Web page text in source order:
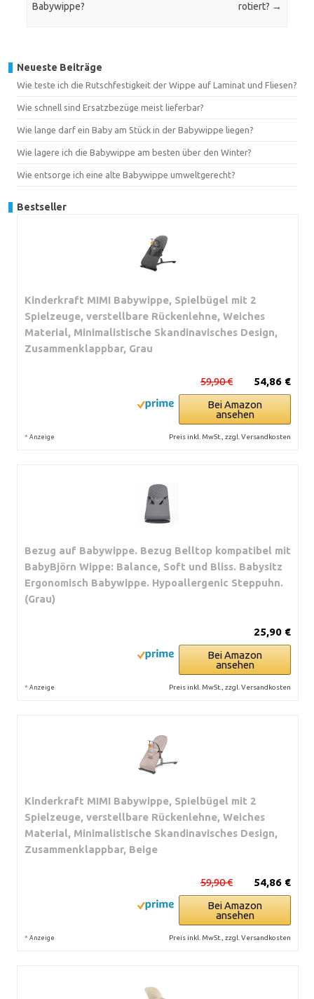
Babywippe?
rotiert? →
Neueste Beiträge
Wie teste ich die Rutschfestigkeit der Wippe auf Laminat und Fliesen?
Wie schnell sind Ersatzbezüge meist lieferbar?
Wie lange darf ein Baby am Stück in der Babywippe liegen?
Wie lagere ich die Babywippe am besten über den Winter?
Wie entsorge ich eine alte Babywippe umweltgerecht?
Bestseller
Kinderkraft MIMI Babywippe, Spielbügel mit 2
Spielzeuge, verstellbare Rückenlehne, Weiches
Material, Minimalistische Skandinavisches Design,
Zusammenklappbar, Grau
54,86 €
59,90 €
Bei Amazon
ansehen
* Anzeige Preis inkl. MwSt., zzgl. Versandkosten
Bezug auf Babywippe. Bezug Belltop kompatibel mit
BabyBjörn Wippe: Balance, Soft und Bliss. Babysitz
Ergonomisch Babywippe. Hypoallergenic Steppuhn.
(Grau)
25,90 €
Bei Amazon
ansehen
* Anzeige Preis inkl. MwSt., zzgl. Versandkosten
Kinderkraft MIMI Babywippe, Spielbügel mit 2
Spielzeuge, verstellbare Rückenlehne, Weiches
Material, Minimalistische Skandinavisches Design,
Zusammenklappbar, Beige
54,86 €
59,90 €
Bei Amazon
ansehen
* Anzeige Preis inkl. MwSt., zzgl. Versandkosten